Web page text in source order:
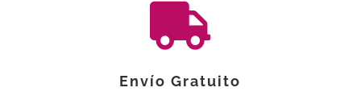

Envío Gratuito